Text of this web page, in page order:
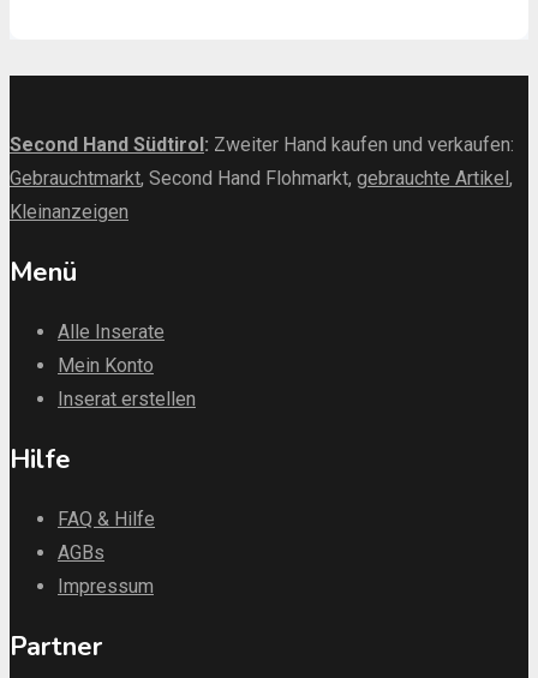
Second Hand Südtirol: Zweiter Hand kaufen und verkaufen:
Gebrauchtmarkt, Second Hand Flohmarkt, gebrauchte Artikel,
Kleinanzeigen
Menü
Alle Inserate
Mein Konto
Inserat erstellen
Hilfe
FAQ & Hilfe
AGBs
Impressum
Partner